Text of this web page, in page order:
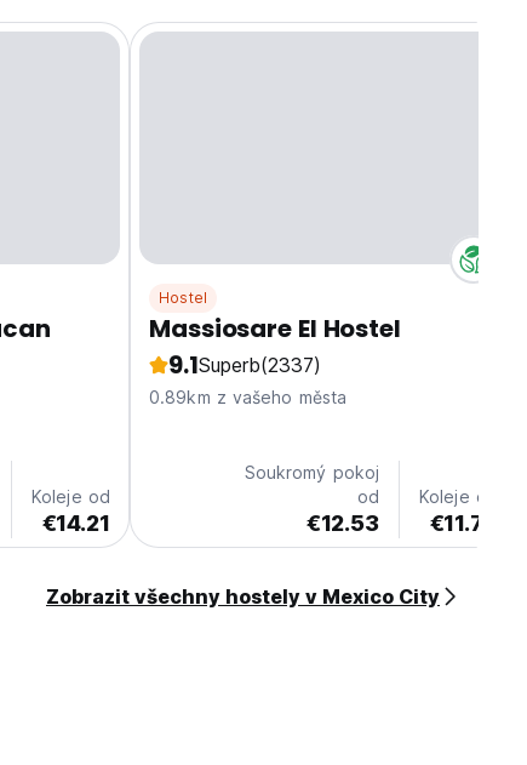
Koleje od
€14.21
Hostel
Massiosare El Hostel
9.1Superb(2337)
0.89km z vašeho města
Soukromý pokoj
od
€12.53
Koleje od
€11.75
Zobrazit všechny hostely v Mexico City